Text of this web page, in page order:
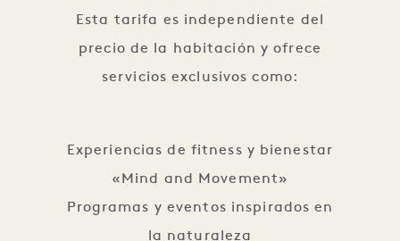
Esta tarifa es independiente del
precio de la habitación y ofrece
servicios exclusivos como:
Experiencias de fitness y bienestar
«Mind and Movement»
Programas y eventos inspirados en
la naturaleza